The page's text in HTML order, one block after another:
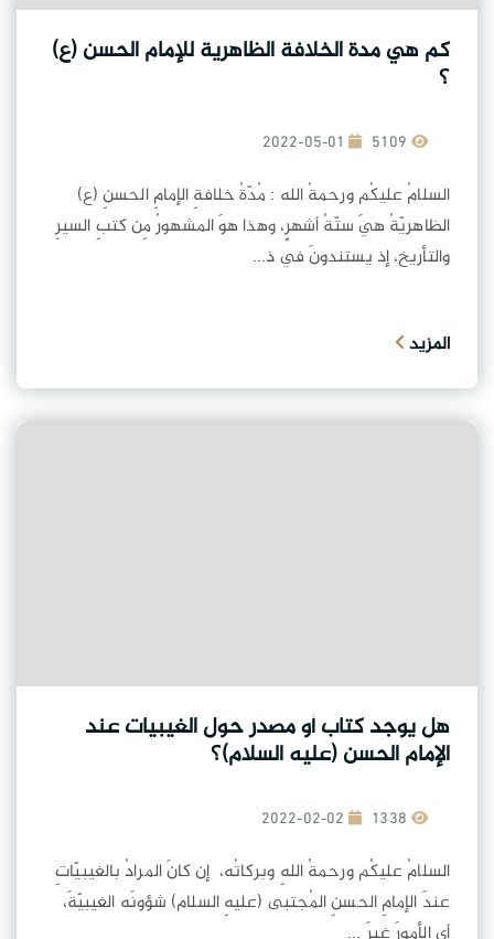
كم هي مدة الخلافة الظاهرية للإمام الحسن (ع)
؟
2022-05-01
السلامُ عليكُم ورحمةُ الله : مُدّةُ خلافةِ الإمامِ الحسنِ (ع)
الظاهريّةُ هيَ ستّةُ أشهرٍ، وهذا هوَ المشهورُ مِن كتبِ السيرِ
والتأريخ، إذ يستندونَ في ذ...
المزيد
هل يوجد كتاب أو مصدر حول الغيبيات عند
الإمام الحسن (عليه السلام)؟
2022-02-02
السلامُ عليكُم ورحمةُ اللهِ وبركاتُه، إن كانَ المرادُ بالغيبيّاتِ
عندَ الإمامِ الحسنِ المُجتبى (عليهِ السلام) شؤونَه الغيبيّةَ،